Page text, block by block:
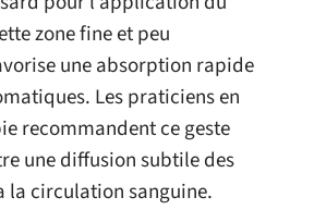
zone fine et peu
une absorption rapide
Les praticiens en
recommandent ce geste
une diffusion subtile des
la circulation sanguine.